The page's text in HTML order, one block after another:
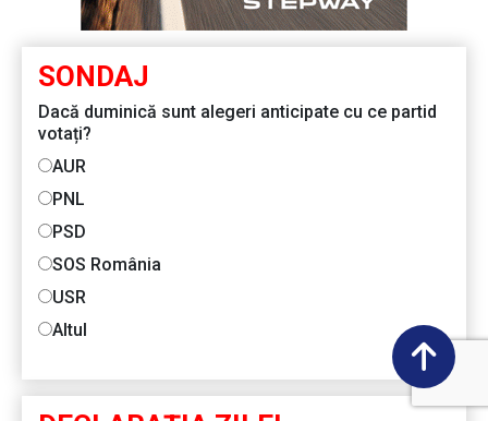
SONDAJ
Dacă duminică sunt alegeri anticipate cu ce partid
votați?
AUR
PNL
PSD
SOS România
USR
Altul